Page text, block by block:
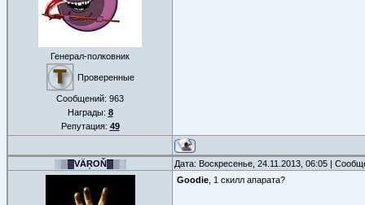
Генерал-полковник
Проверенные
Сообщений: 963
Награды: 8
Репутация: 49
░▒▓VÄŖOŇ▓▒░ Дата: Воскресенье, 24.11.2013, 06:05 |
Goodie , 1 скилл апарата?